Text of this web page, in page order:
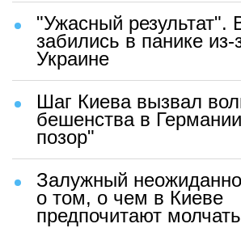
"Ужасный
забились в панике
Украине
Шаг Киева вызвал
бешенства в
позор"
Залужный
о том, о чем в Киеве
предпочитают молчать